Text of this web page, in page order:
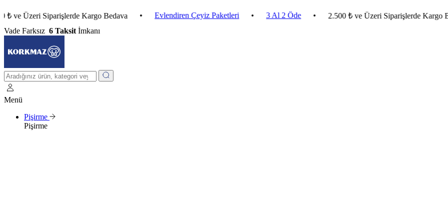
Siparişlerde Kargo Bedava • Evlendiren Çeyiz Paketleri • 3 Al 2 Öde • 2.500 ₺ ve Üzeri Siparişlerde Kargo Bedava
Vade Farksız 6 Taksit İmkanı
Menü
Pişirme
Pişirme